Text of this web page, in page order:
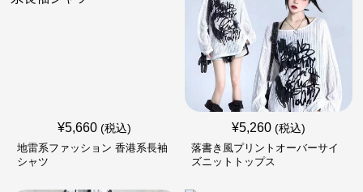
¥5,660 (税込)
地雷系ファッション 香港系長袖
シャツ
¥5,260 (税込)
落書き風プリントオーバーサイ
ズニットトップス